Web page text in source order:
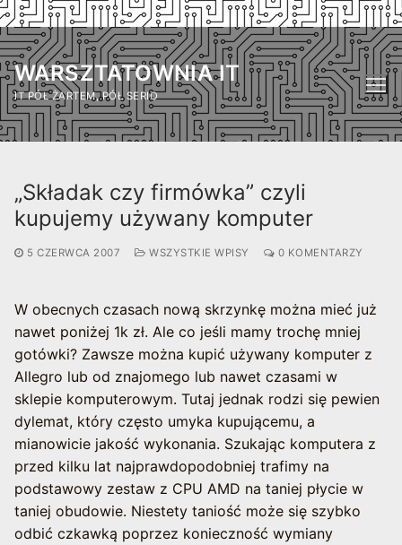
Przejdź
do
treści
WARSZTATOWNIA IT
IT PÓŁ ŻARTEM, PÓŁ SERIO
„Składak czy firmówka” czyli
kupujemy używany komputer
5 CZERWCA 2007 WSZYSTKIE WPISY 0 KOMENTARZY
W obecnych czasach nową skrzynkę można mieć już
nawet poniżej 1k zł. Ale co jeśli mamy trochę mniej
gotówki? Zawsze można kupić używany komputer z
Allegro lub od znajomego lub nawet czasami w
sklepie komputerowym. Tutaj jednak rodzi się pewien
dylemat, który często umyka kupującemu, a
mianowicie jakość wykonania. Szukając komputera z
przed kilku lat najprawdopodobniej trafimy na
podstawowy zestaw z CPU AMD na taniej płycie w
taniej obudowie. Niestety taniość może się szybko
odbić czkawką poprzez konieczność wymiany